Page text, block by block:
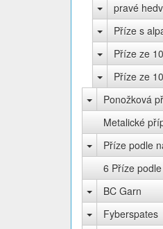
pravé
Příze s
Příze ze
Příze ze
Ponožková
Příze podle
6 Příze
BC Garn
Fyberspates